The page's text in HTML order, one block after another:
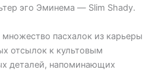
эго Эминема — Slim Shady.
пасхалок из карьеры
отсылок к культовым
деталей, напоминающих